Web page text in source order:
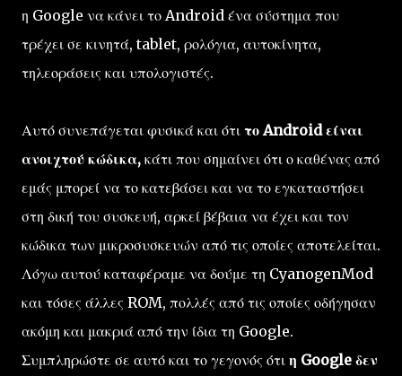
η Google να κάνει το Android ένα σύστημα που
τρέχει σε κινητά, tablet, ρολόγια, αυτοκίνητα,
τηλεοράσεις και υπολογιστές.
Αυτό συνεπάγεται φυσικά και ότι το Android είναι
ανοιχτού κώδικα, κάτι που σημαίνει ότι ο καθένας από
εμάς μπορεί να το κατεβάσει και να το εγκαταστήσει
στη δική του συσκευή, αρκεί βέβαια να έχει και τον
κώδικα των μικροσυσκευών από τις οποίες αποτελείται.
Λόγω αυτού καταφέραμε να δούμε τη CyanogenMod
και τόσες άλλες ROM, πολλές από τις οποίες οδήγησαν
ακόμη και μακριά από την ίδια τη Google.
Συμπληρώστε σε αυτό και το γεγονός ότι η Google δεν